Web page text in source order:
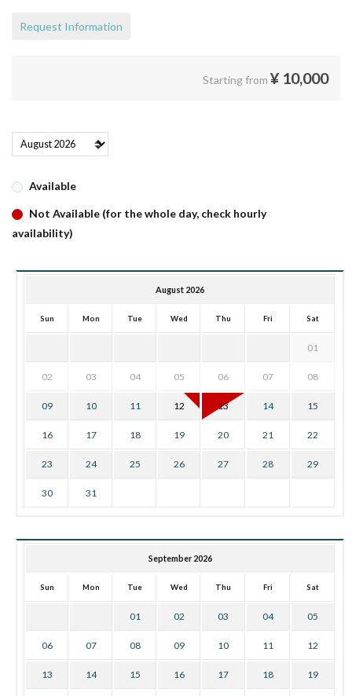
Request Information
Starting from ¥ 10,000
Available
Not Available (for the whole day, check hourly
availability)
August 2026
Sun Mon Tue Wed Thu Fri Sat
01
02 03 04 05 06 07 08
09 10 11 12 13 14 15
16 17 18 19 20 21 22
23 24 25 26 27 28 29
30 31
September 2026
Sun Mon Tue Wed Thu Fri Sat
01 02 03 04 05
06 07 08 09 10 11 12
13 14 15 16 17 18 19